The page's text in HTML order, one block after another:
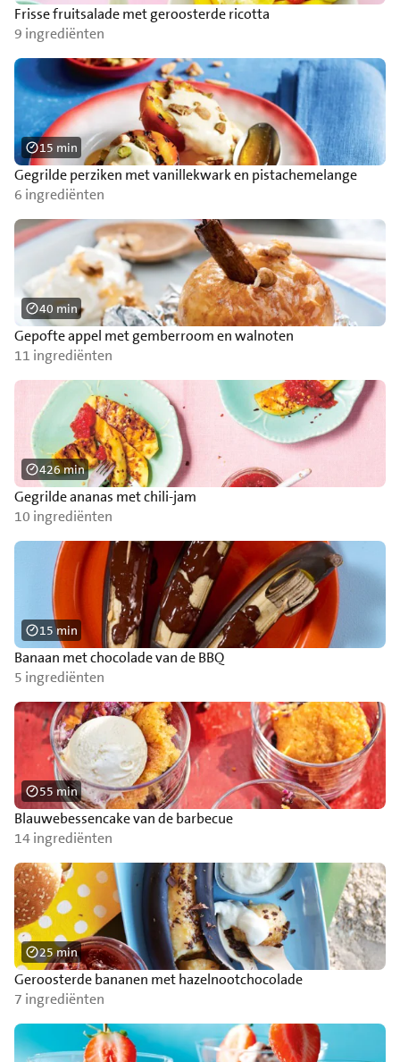
Frisse fruitsalade met geroosterde ricotta
9 ingrediënten
Gegrilde perziken met vanillekwark en pistachemelange
6 ingrediënten
15 min
Gepofte appel met gemberroom en walnoten
11 ingrediënten
40 min
Gegrilde ananas met chili-jam
10 ingrediënten
426 min
Banaan met chocolade van de BBQ
5 ingrediënten
15 min
Blauwebessencake van de barbecue
14 ingrediënten
55 min
Geroosterde bananen met hazelnootchocolade
7 ingrediënten
25 min